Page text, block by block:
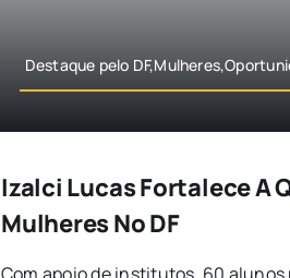
Destaque pelo
Izalci Lucas Fortalece A
Mulheres No DF